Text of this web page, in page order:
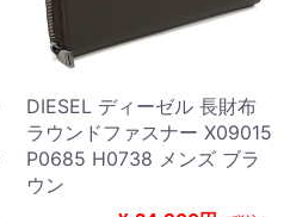
DIESEL ディーゼル 長財布
ラウンドファスナー X09015
P0685 H0738 メンズ ブラ
ウン